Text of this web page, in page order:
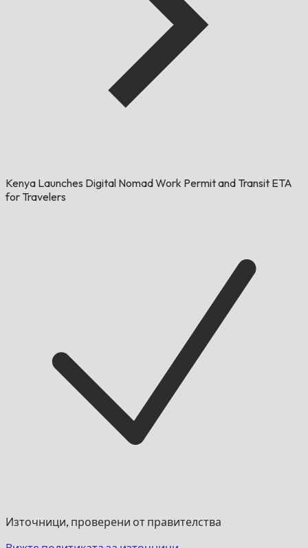
Kenya Launches Digital Nomad Work Permit and Transit ETA
for Travelers
Източници, проверени от правителства